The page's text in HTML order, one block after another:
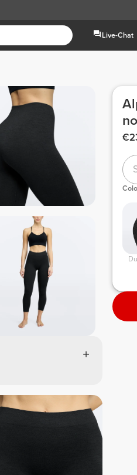
Live-Chat